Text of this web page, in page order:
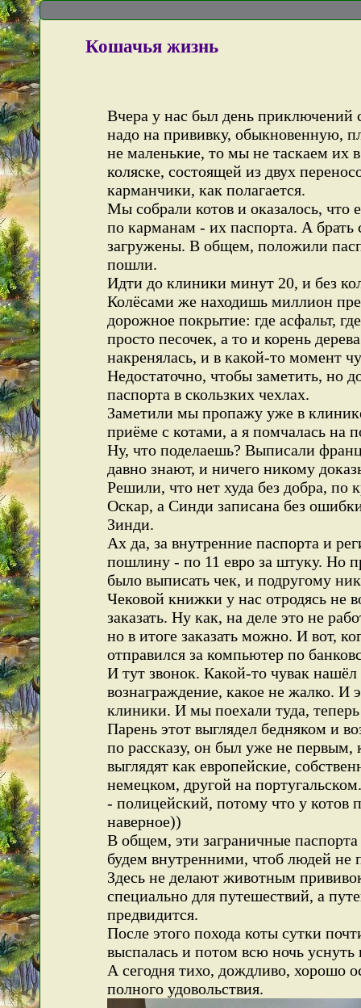
Кошачья жизнь
Вчера у нас был день приключений
надо на прививку, обыкновенную,
не маленькие, то мы не таскаем их
коляске, состоящей из двух
карманчики, как полагается.
Мы собрали котов и оказалось,
по карманам - их паспорта. А
загружены. В общем, положили
пошли.
Идти до клиники минут 20, и без
Колёсами же находишь миллион
дорожное покрытие: где асфальт,
просто песочек, а то и корень
накренялась, и в какой-то момент
Недостаточно, чтобы заметить, но
паспорта в скользких чехлах.
Заметили мы пропажу уже в
приёме с котами, а я помчалась на
Ну, что поделаешь? Выписали
давно знают, и ничего никому
Решили, что нет худа без добра, по
Оскар, а Синди записана без
Зинди.
Ах да, за внутренние паспорта и
пошлину - по 11 евро за штуку. Но
было выписать чек, и подругому
Чековой книжки у нас отродясь не
заказать. Ну как, на деле это не
но в итоге заказать можно. И вот,
отправился за компьютер по
И тут звонок. Какой-то чувак
вознаграждение, какое не жалко. И
клиники. И мы поехали туда,
Парень этот выглядел бедняком и
по рассказу, он был уже не
выглядят как европейские,
немецком, другой на
- полицейский, потому что у котов
наверное))
В общем, эти заграничные
будем внутренними, чтоб людей не
Здесь не делают животным
специально для путешествий, а
предвидится.
После этого похода коты сутки
выспалась и потом всю ночь уснуть
А сегодня тихо, дождливо, хорошо
полного удовольствия.